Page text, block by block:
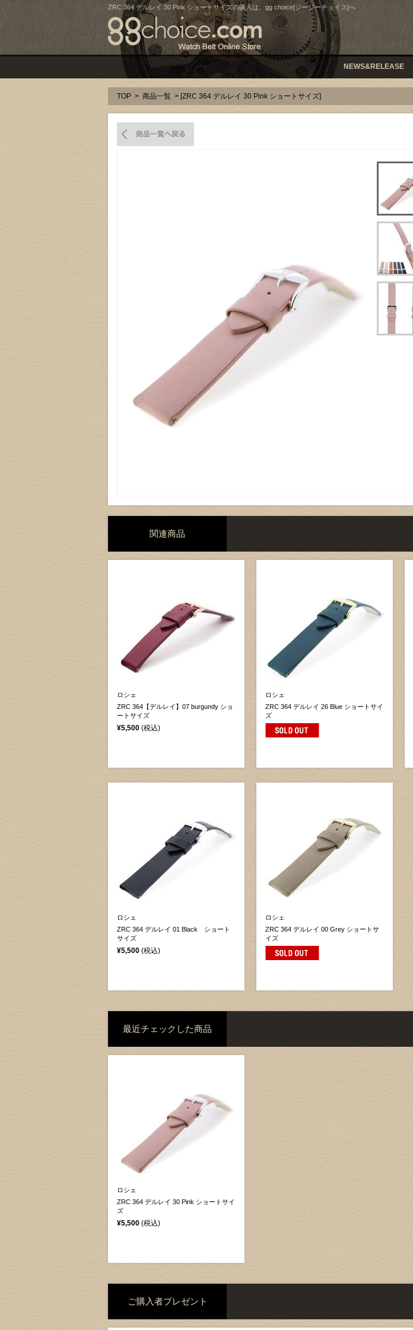
ZRC 364 デルレイ 30 Pink ショートサイズの購入は、gg choice[ジージーチョイス]へ
NEWS&RELEASE
TOP > 商品一覧 > [ZRC 364 デルレイ 30 Pink ショートサイズ]
関連商品
ロシェ
ZRC 364【デルレイ】07 burgundy ショ
ートサイズ
¥5,500 (税込)
ロシェ
ZRC 364 デルレイ 26 Blue ショートサイ
ズ
ロシェ
ZRC 364 デルレイ 01 Black ショート
サイズ
¥5,500 (税込)
ロシェ
ZRC 364 デルレイ 00 Grey ショートサ
イズ
最近チェックした商品
ロシェ
ZRC 364 デルレイ 30 Pink ショートサイ
ズ
¥5,500 (税込)
ご購入者プレゼント